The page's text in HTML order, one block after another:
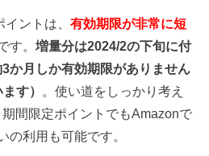
イントは、有効期限が非常に短
す。増量分は2024/2の下旬に付
3か月しか有効期限がありません
す） 。使い道をしっかり考え
間限定ポイントでもAmazonで
の利用も可能です。